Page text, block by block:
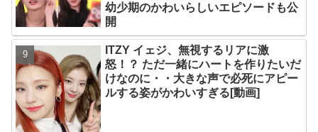
幼少期のかわいらしいエピソードも公
開
ITZY イェジ、無視するリアに激
怒！？ ただ一緒にハートを作りたいだ
けなのに・・大きな声で必死にアピー
ルする姿がかわいすぎる[動画]